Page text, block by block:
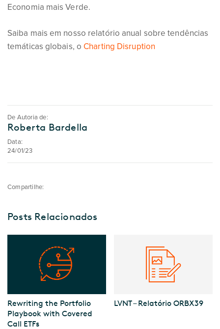
Economia mais Verde.
Saiba mais em nosso relatório anual sobre tendências
temáticas globais, o Charting Disruption
De Autoria de:
Roberta Bardella
Data:
24/01/23
Compartilhe:
Posts Relacionados
Rewriting the Portfolio
Playbook with Covered
Call ETFs
LVNT – Relatório ORBX39